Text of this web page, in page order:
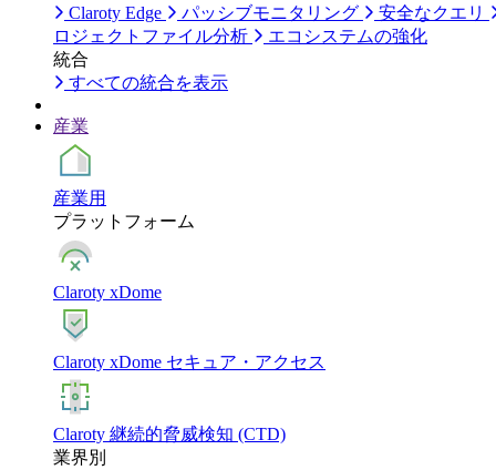
Claroty Edge
パッシブモニタリング
安全なクエリ
ロジェクトファイル分析
エコシステムの強化
統合
すべての統合を表示
産業
産業用
プラットフォーム
Claroty xDome
Claroty xDome セキュア・アクセス
Claroty 継続的脅威検知 (CTD)
業界別